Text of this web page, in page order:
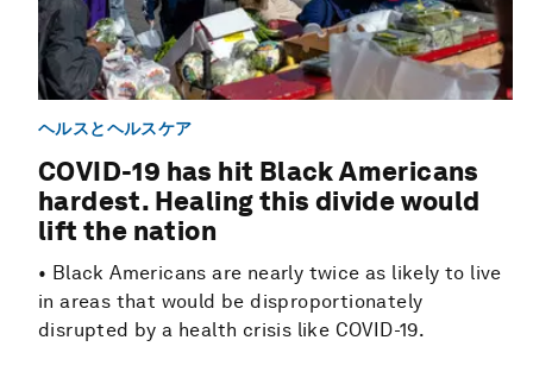
ヘルスとヘルスケア
COVID-19 has hit Black Americans
hardest. Healing this divide would
lift the nation
• Black Americans are nearly twice as likely to live
in areas that would be disproportionately
disrupted by a health crisis like COVID-19.